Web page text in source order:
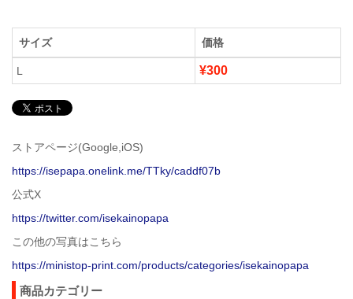
サイズ 価格
L ¥300
ストアページ(Google,iOS)
https://isepapa.onelink.me/TTky/caddf07b
公式X
https://twitter.com/isekainopapa
この他の写真はこちら
https://ministop-print.com/products/categories/isekainopapa
商品カテゴリー